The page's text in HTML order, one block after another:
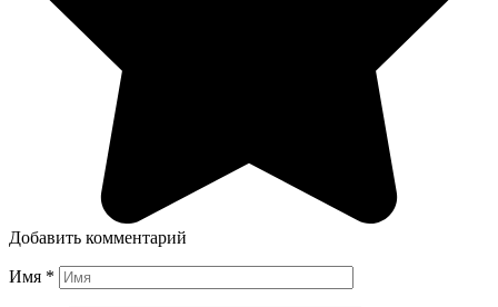
Добавить комментарий
Имя *